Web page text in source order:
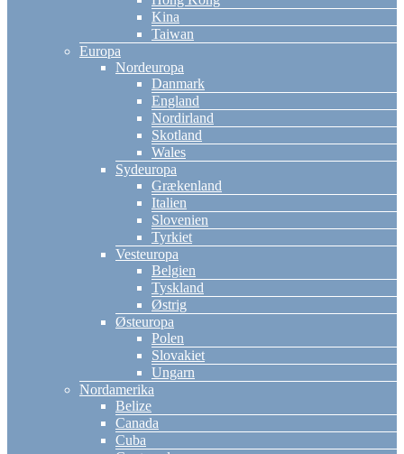
Kina
Taiwan
Europa
Nordeuropa
Danmark
England
Nordirland
Skotland
Wales
Sydeuropa
Grækenland
Italien
Slovenien
Tyrkiet
Vesteuropa
Belgien
Tyskland
Østrig
Østeuropa
Polen
Slovakiet
Ungarn
Nordamerika
Belize
Canada
Cuba